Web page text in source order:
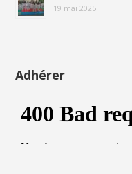
19 mai 2025
Adhérer